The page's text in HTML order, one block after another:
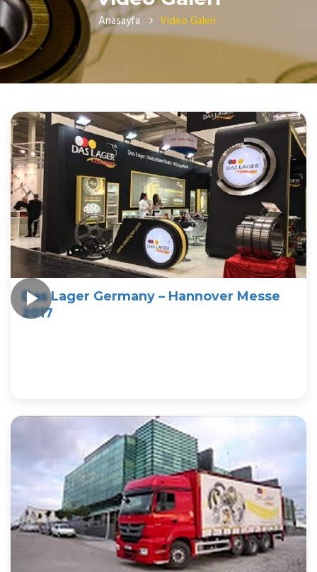
Anasayfa Video Galeri
Das Lager Germany – Hannover Messe
2017